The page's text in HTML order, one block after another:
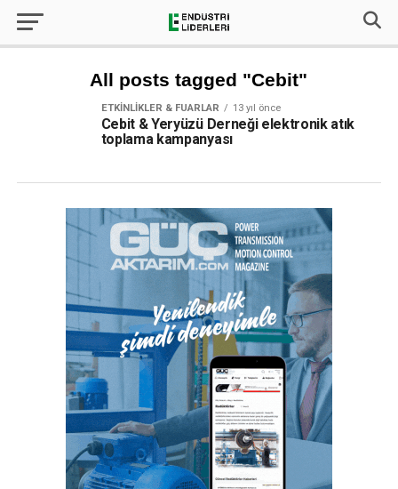
All posts tagged "Cebit"
ETKINLIKLER & FUARLAR 13 yıl önce
Cebit & Yeryüzü Derneği elektronik atık
toplama kampanyası